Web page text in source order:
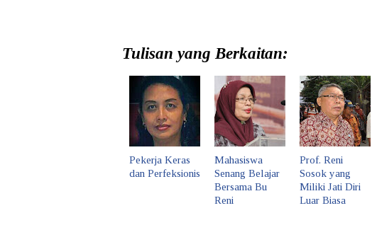
Tulisan yang Berkaitan:
Pekerja Keras
dan Perfeksionis
Mahasiswa
Senang Belajar
Bersama Bu
Reni
Prof. Reni
Sosok yang
Miliki Jati Diri
Luar Biasa